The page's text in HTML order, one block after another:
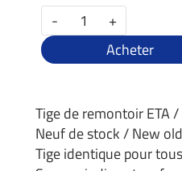
-
+
Acheter
Tige de remontoir ETA
Neuf de stock / New
Tige identique pour